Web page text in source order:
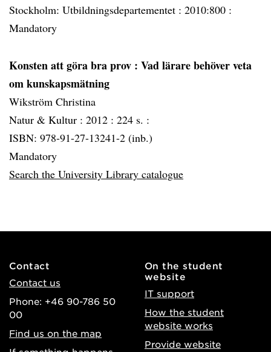
Stockholm: Utbildningsdepartementet : 2010:800 :
Mandatory
Konsten att göra bra prov : Vad lärare behöver veta
om kunskapsmätning
Wikström Christina
Natur & Kultur : 2012 : 224 s. :
ISBN: 978-91-27-13241-2 (inb.)
Mandatory
Search the University Library catalogue
Contact
Contact us
Phone: +46 90-786 50
00
Find us on the map
On the student
website
IT support
How the student
website works
Provide website